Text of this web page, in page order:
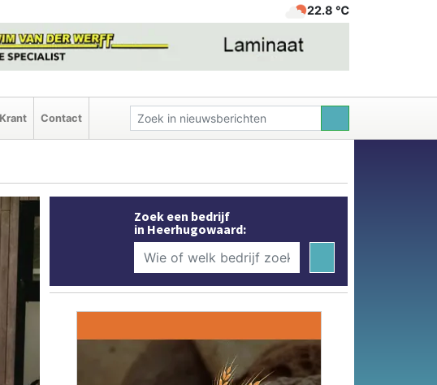
22.8 ℃
Krant Contact
Zoek een bedrijf
in Heerhugowaard: